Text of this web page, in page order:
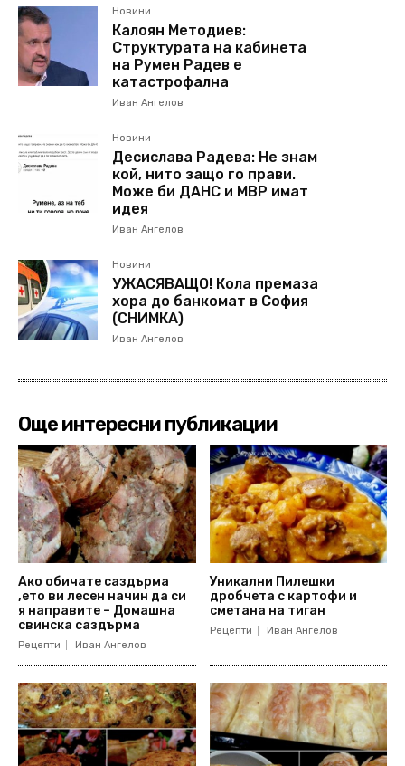
Новини
Калоян Методиев:
Структурата на кабинета
на Румен Радев е
катастрофална
Иван Ангелов
Новини
Десислава Радева: Не знам
кой, нито защо го прави.
Може би ДАНС и МВР имат
идея
Иван Ангелов
Новини
УЖАСЯВАЩО! Кола премаза
хора до банкомат в София
(СНИМКА)
Иван Ангелов
Още интересни публикации
Ако обичате саздърма
,ето ви лесен начин да си
я направите – Домашна
свинска саздърма
Рецепти Иван Ангелов
Уникални Пилешки
дробчета с картофи и
сметана на тиган
Рецепти Иван Ангелов